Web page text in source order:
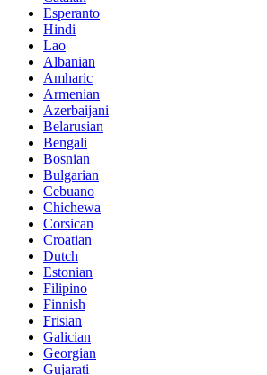
Esperanto
Hindi
Lao
Albanian
Amharic
Armenian
Azerbaijani
Belarusian
Bengali
Bosnian
Bulgarian
Cebuano
Chichewa
Corsican
Croatian
Dutch
Estonian
Filipino
Finnish
Frisian
Galician
Georgian
Gujarati